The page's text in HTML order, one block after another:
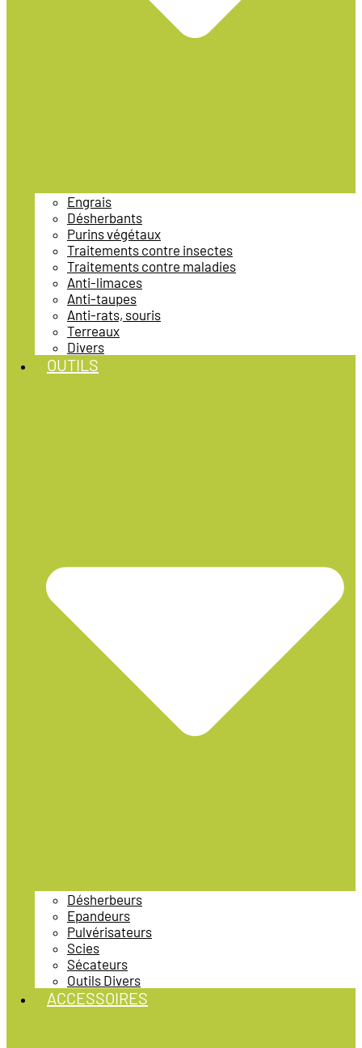
Engrais
Désherbants
Purins végétaux
Traitements contre insectes
Traitements contre maladies
Anti-limaces
Anti-taupes
Anti-rats, souris
Terreaux
Divers
OUTILS
Désherbeurs
Epandeurs
Pulvérisateurs
Scies
Sécateurs
Outils Divers
ACCESSOIRES